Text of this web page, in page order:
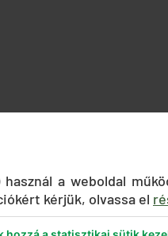
a weboldal
kérjük, olvassa el